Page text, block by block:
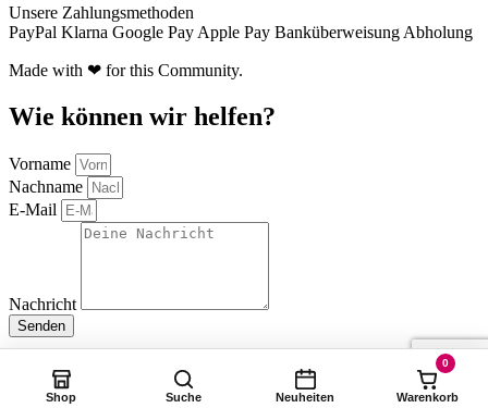
Shop Suche Neuheiten Warenkorb
0
Unsere Zahlungsmethoden
PayPal Klarna Google Pay Apple Pay Banküberweisung Abholung
Made with ❤ for this Community.
Wie können wir helfen?
Vorname
Nachname
E-Mail
Nachricht
Senden